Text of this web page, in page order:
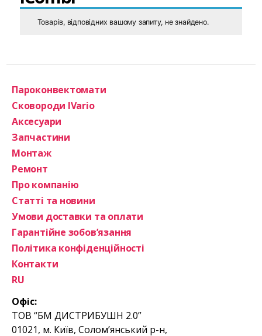
Товарів, відповідних вашому запиту, не знайдено.
Офіс:
ТОВ “БМ ДИСТРИБУШН 2.0”
01021, м. Київ, Солом’янський р-н,
Пароконвектомати
Сковороди IVario
Аксесуари
Запчастини
Монтаж
Ремонт
Про компанію
Статті та новини
Умови доставки та оплати
Гарантійне зобов’язання
Політика конфіденційності
Контакти
RU